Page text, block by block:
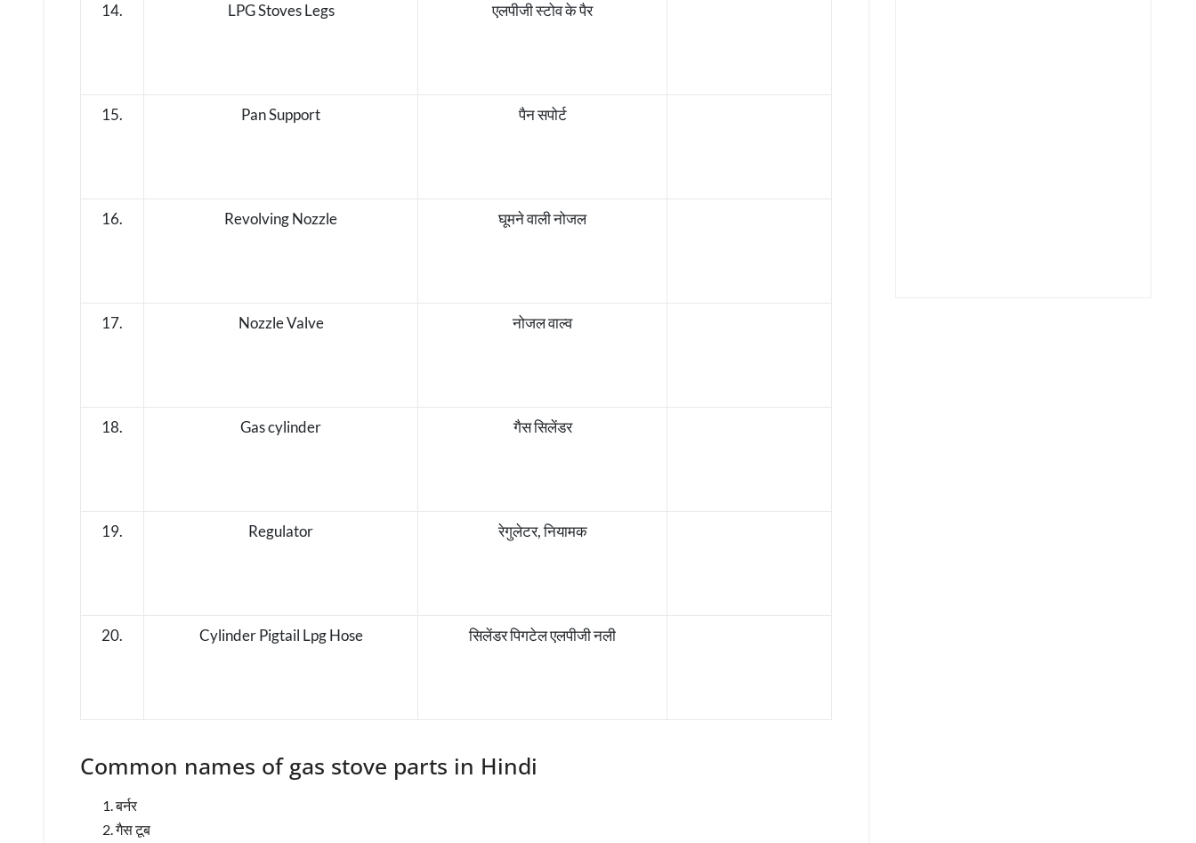
14. LPG Stoves Legs एलपीजी स्टोव के पैर
15. Pan Support पैन सपोर्ट
16. Revolving Nozzle घूमने वाली नोजल
17. Nozzle Valve नोजल वाल्व
18. Gas cylinder गैस सिलेंडर
19. Regulator रेगुलेटर, नियामक
20. Cylinder Pigtail Lpg Hose सिलेंडर पिगटेल एलपीजी नली
Common names of gas stove parts in Hindi
बर्नर
गैस टूब